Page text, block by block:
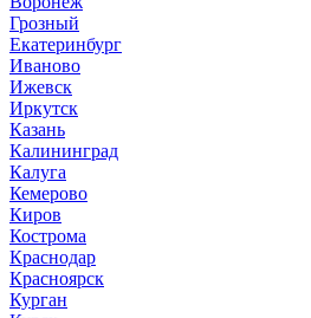
Грозный
Екатеринбург
Иваново
Ижевск
Иркутск
Казань
Калининград
Калуга
Кемерово
Киров
Кострома
Краснодар
Красноярск
Курган